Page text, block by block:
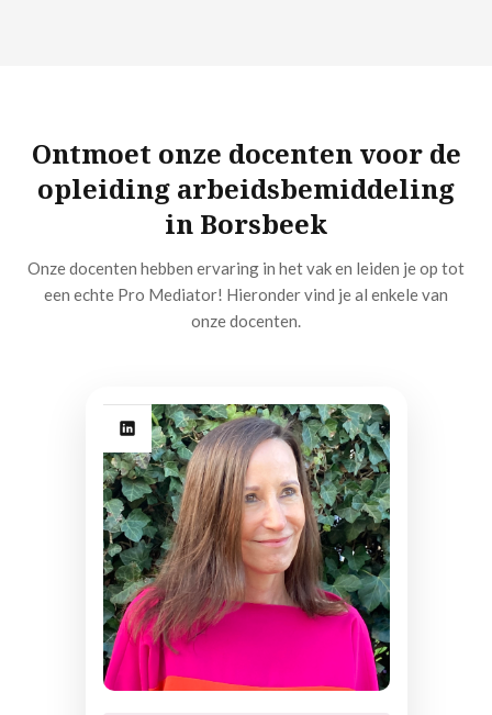
Ontmoet onze docenten voor de
opleiding arbeidsbemiddeling
in Borsbeek
Onze docenten hebben ervaring in het vak en leiden je op tot
een echte Pro Mediator! Hieronder vind je al enkele van
onze docenten.